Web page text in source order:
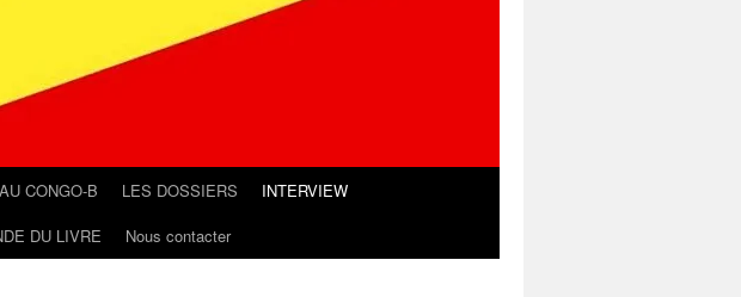
CONGO-B LES DOSSIERS
INTERVIEW
DU LIVRE Nous contacter